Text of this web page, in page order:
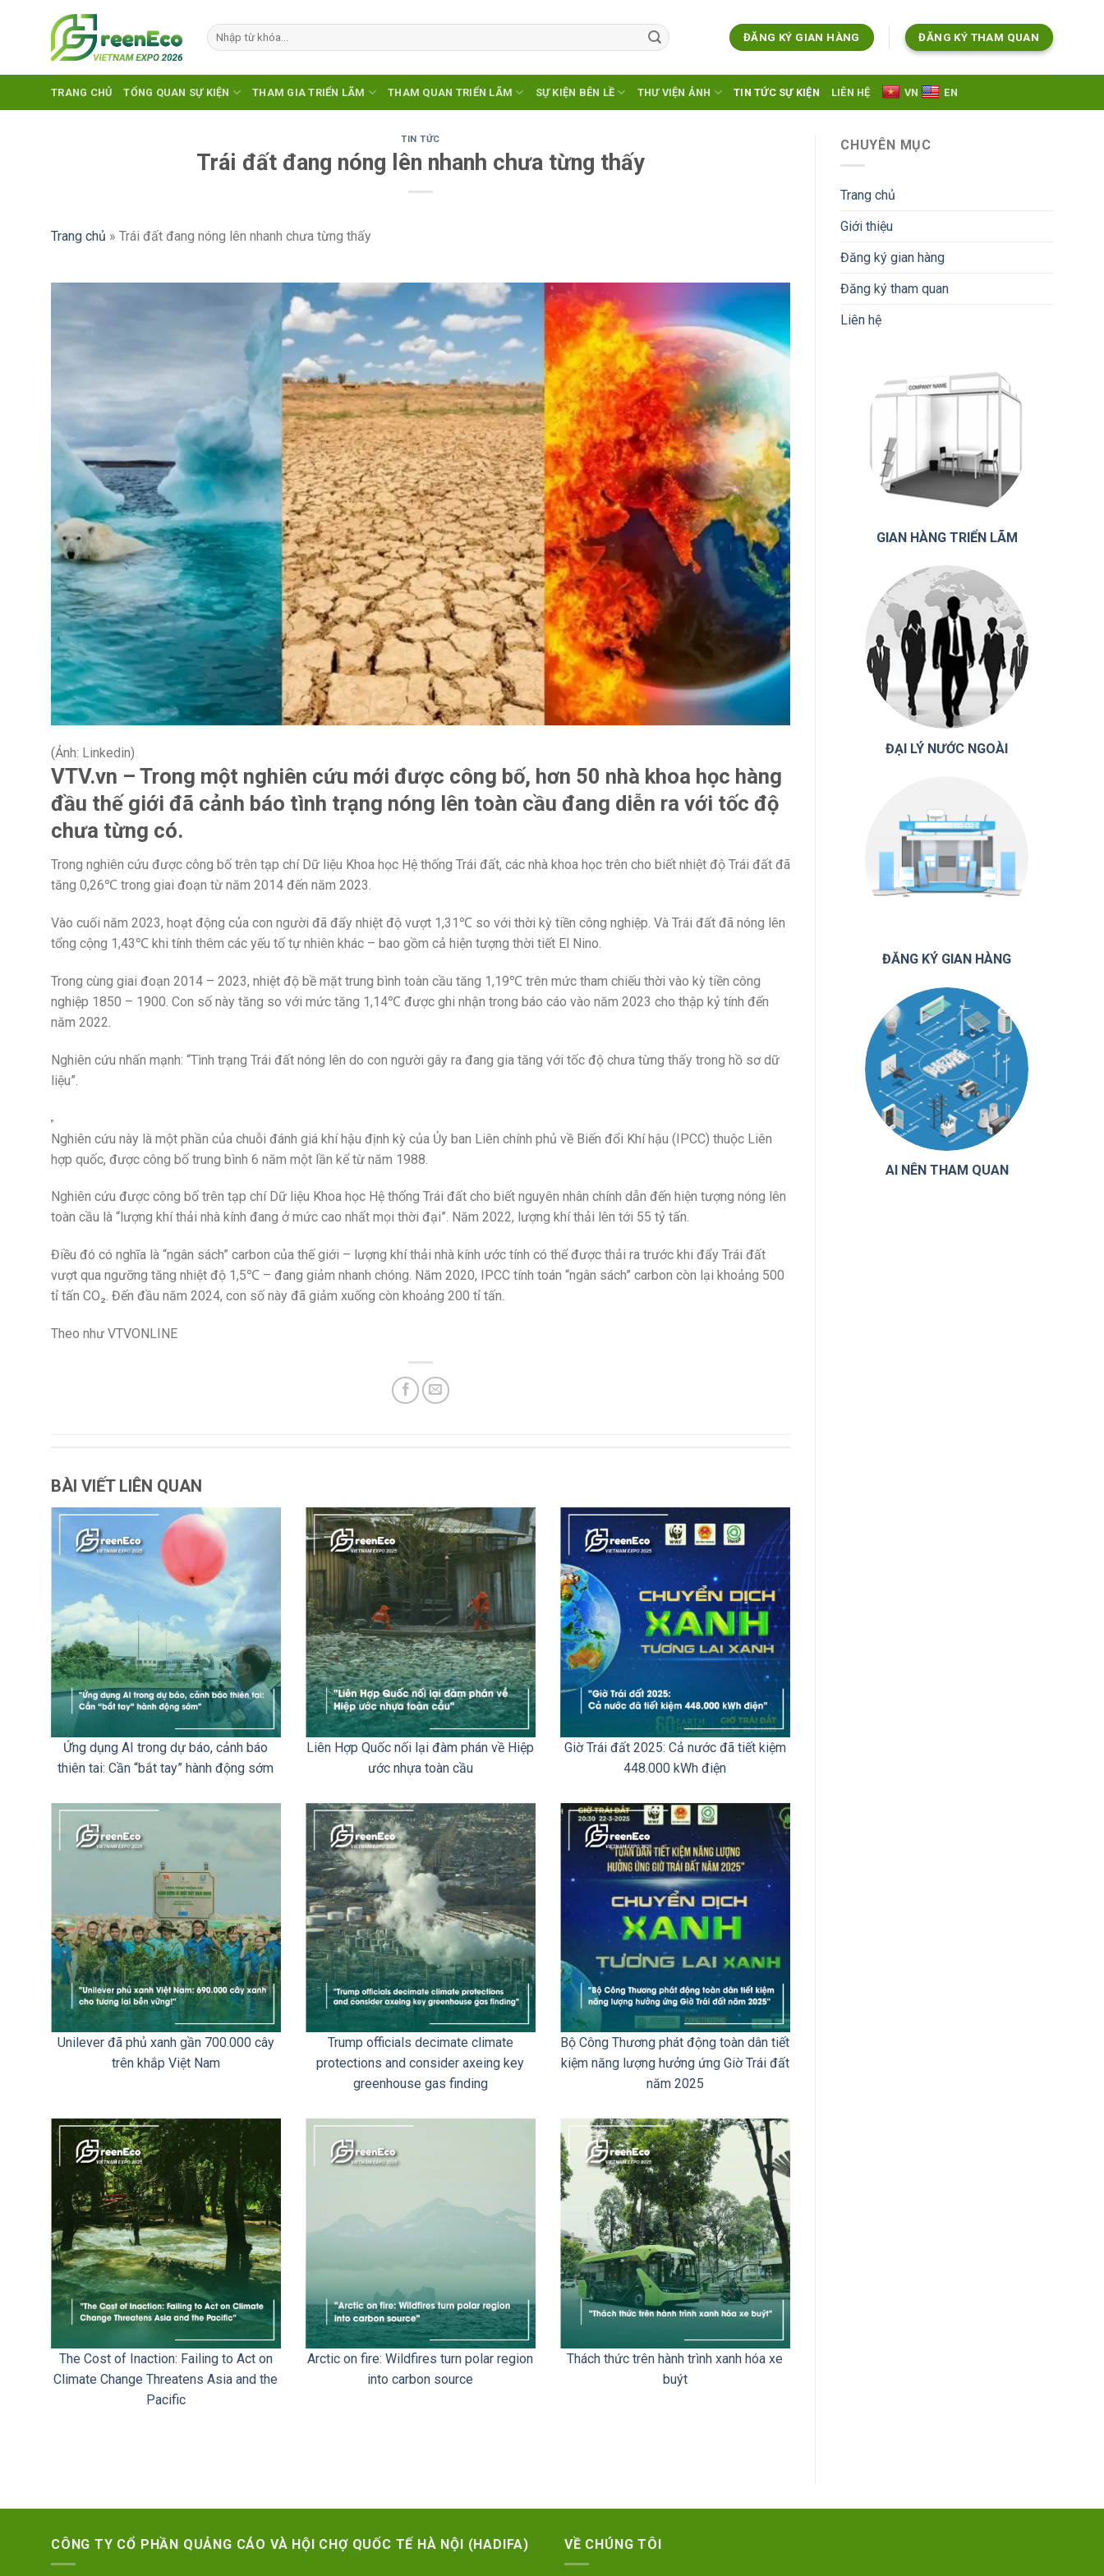
ĐĂNG KÝ GIAN HÀNG ĐĂNG KÝ THAM QUAN
TRANG CHỦ TỔNG QUAN SỰ KIỆN THAM GIA TRIỂN LÃM THAM QUAN TRIỂN LÃM SỰ KIỆN BÊN LỀ THƯ VIỆN ẢNH TIN TỨC SỰ KIỆN LIÊN HỆ VN EN
TIN TỨC
Trái đất đang nóng lên nhanh chưa từng thấy
Trang chủ » Trái đất đang nóng lên nhanh chưa từng thấy
(Ảnh: Linkedin)
VTV.vn – Trong một nghiên cứu mới được công bố, hơn 50 nhà khoa học hàng
đầu thế giới đã cảnh báo tình trạng nóng lên toàn cầu đang diễn ra với tốc độ
chưa từng có.
Trong nghiên cứu được công bố trên tạp chí Dữ liệu Khoa học Hệ thống Trái đất, các nhà khoa học trên cho biết nhiệt độ Trái đất đã
tăng 0,26℃ trong giai đoạn từ năm 2014 đến năm 2023.
Vào cuối năm 2023, hoạt động của con người đã đẩy nhiệt độ vượt 1,31℃ so với thời kỳ tiền công nghiệp. Và Trái đất đã nóng lên
tổng cộng 1,43℃ khi tính thêm các yếu tố tự nhiên khác – bao gồm cả hiện tượng thời tiết El Nino.
Trong cùng giai đoạn 2014 – 2023, nhiệt độ bề mặt trung bình toàn cầu tăng 1,19℃ trên mức tham chiếu thời vào kỳ tiền công
nghiệp 1850 – 1900. Con số này tăng so với mức tăng 1,14℃ được ghi nhận trong báo cáo vào năm 2023 cho thập kỷ tính đến
năm 2022.
Nghiên cứu nhấn mạnh: “Tình trạng Trái đất nóng lên do con người gây ra đang gia tăng với tốc độ chưa từng thấy trong hồ sơ dữ
liệu”.
Nghiên cứu này là một phần của chuỗi đánh giá khí hậu định kỳ của Ủy ban Liên chính phủ về Biến đổi Khí hậu (IPCC) thuộc Liên
hợp quốc, được công bố trung bình 6 năm một lần kể từ năm 1988.
Nghiên cứu được công bố trên tạp chí Dữ liệu Khoa học Hệ thống Trái đất cho biết nguyên nhân chính dẫn đến hiện tượng nóng lên
toàn cầu là “lượng khí thải nhà kính đang ở mức cao nhất mọi thời đại”. Năm 2022, lượng khí thải lên tới 55 tỷ tấn.
Điều đó có nghĩa là “ngân sách” carbon của thế giới – lượng khí thải nhà kính ước tính có thể được thải ra trước khi đẩy Trái đất
vượt qua ngưỡng tăng nhiệt độ 1,5℃ – đang giảm nhanh chóng. Năm 2020, IPCC tính toán “ngân sách” carbon còn lại khoảng 500
tỉ tấn CO₂. Đến đầu năm 2024, con số này đã giảm xuống còn khoảng 200 tỉ tấn.
Theo như VTVONLINE
BÀI VIẾT LIÊN QUAN
Ứng dụng AI trong dự báo, cảnh báo
thiên tai: Cần “bắt tay” hành động sớm
Liên Hợp Quốc nối lại đàm phán về Hiệp
ước nhựa toàn cầu
Giờ Trái đất 2025: Cả nước đã tiết kiệm
448.000 kWh điện
Unilever đã phủ xanh gần 700.000 cây
trên khắp Việt Nam
Trump officials decimate climate
protections and consider axeing key
greenhouse gas finding
Bộ Công Thương phát động toàn dân tiết
kiệm năng lượng hưởng ứng Giờ Trái đất
năm 2025
The Cost of Inaction: Failing to Act on
Climate Change Threatens Asia and the
Pacific
Arctic on fire: Wildfires turn polar region
into carbon source
Thách thức trên hành trình xanh hóa xe
buýt
CHUYÊN MỤC
Trang chủ
Giới thiệu
Đăng ký gian hàng
Đăng ký tham quan
Liên hệ
GIAN HÀNG TRIỂN LÃM
ĐẠI LÝ NƯỚC NGOÀI
ĐĂNG KÝ GIAN HÀNG
AI NÊN THAM QUAN
CÔNG TY CỔ PHẦN QUẢNG CÁO VÀ HỘI CHỢ QUỐC TẾ HÀ NỘI (HADIFA) VỀ CHÚNG TÔI